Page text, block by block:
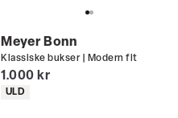
Meyer Bonn
Klassiske bukser | Modern fit
I alt (inkl. rabat)
1.000 kr
Produkt egenskaber
ULD